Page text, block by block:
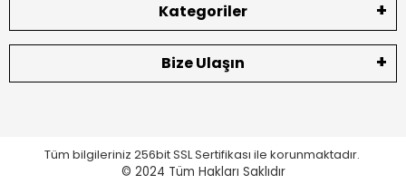
Kategoriler
Bize Ulaşın
Tüm bilgileriniz 256bit SSL Sertifikası ile korunmaktadır.
© 2024 Tüm Hakları Saklıdır